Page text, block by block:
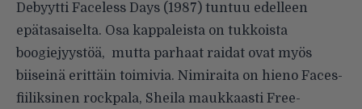
Debyytti Faceless Days (1987) tuntuu edelleen
epätasaiselta. Osa kappaleista on tukkoista
boogiejyystöä, mutta parhaat raidat ovat myös
biiseinä erittäin toimivia. Nimiraita on hieno Faces-
fiiliksinen rockpala, Sheila maukkaasti Free-